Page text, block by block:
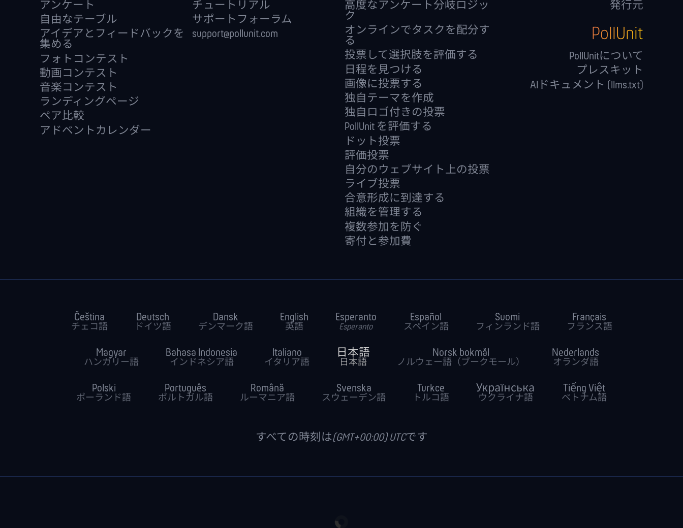
アンケート
自由なテーブル
アイデアとフィードバックを
集める
フォトコンテスト
動画コンテスト
音楽コンテスト
ランディングページ
ペア比較
アドベントカレンダー
チュートリアル
サポートフォーラム
support@pollunit.com
高度なアンケート分岐ロジッ
ク
オンラインでタスクを配分す
る
投票して選択肢を評価する
日程を見つける
画像に投票する
独自テーマを作成
独自ロゴ付きの投票
PollUnit を評価する
ドット投票
評価投票
自分のウェブサイト上の投票
ライブ投票
合意形成に到達する
組織を管理する
複数参加を防ぐ
寄付と参加費
発行元
PollUnit
PollUnitについて
プレスキット
AIドキュメント (llms.txt)
Čeština
チェコ語
Deutsch
ドイツ語
Dansk
デンマーク語
English
英語
Esperanto
Esperanto
Español
スペイン語
Suomi
フィンランド語
Français
フランス語
Magyar
ハンガリー語
Bahasa Indonesia
インドネシア語
Italiano
イタリア語
日本語
日本語
Norsk bokmål
ノルウェー語（ブークモール）
Nederlands
オランダ語
Polski
ポーランド語
Português
ポルトガル語
Română
ルーマニア語
Svenska
スウェーデン語
Turkce
トルコ語
Українська
ウクライナ語
Tiếng Việt
ベトナム語
すべての時刻は(GMT+00:00) UTCです